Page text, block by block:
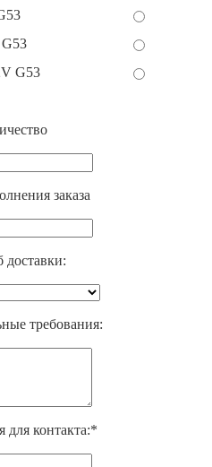
G53
заказа
доставки:
требования:
контакта:*